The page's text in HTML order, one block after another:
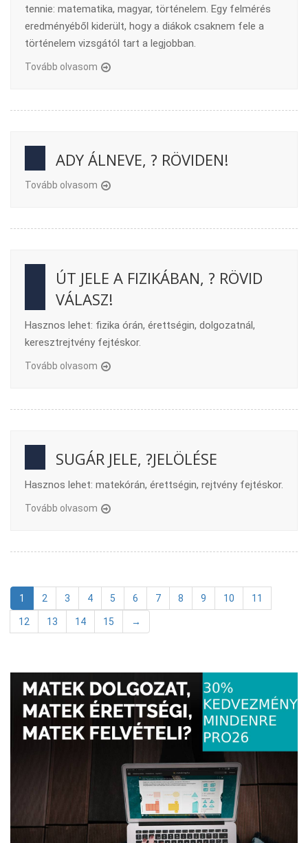
tennie: matematika, magyar, történelem. Egy felmérés
eredményéből kiderült, hogy a diákok csaknem fele a
történelem vizsgától tart a legjobban.
Tovább olvasom
ADY ÁLNEVE, ? RÖVIDEN!
Tovább olvasom
ÚT JELE A FIZIKÁBAN, ? RÖVID
VÁLASZ!
Hasznos lehet: fizika órán, érettségin, dolgozatnál,
keresztrejtvény fejtéskor.
Tovább olvasom
SUGÁR JELE, ?JELÖLÉSE
Hasznos lehet: matekórán, érettségin, rejtvény fejtéskor.
Tovább olvasom
1 2 3 4 5 6 7 8 9 10 11
12 13 14 15 →